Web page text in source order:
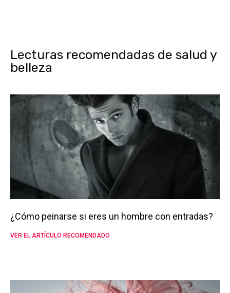
Lecturas recomendadas de salud y
belleza
¿Cómo peinarse si eres un hombre con entradas?
VER EL ARTÍCULO RECOMENDADO